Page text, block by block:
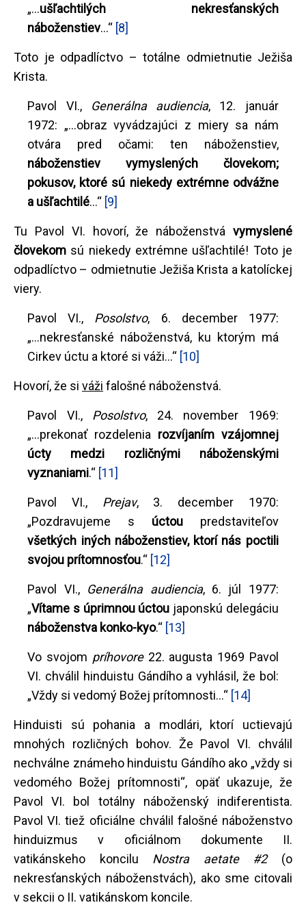
„...ušľachtilých nekresťanských
náboženstiev...“ [8]
Toto je odpadlíctvo – totálne odmietnutie Ježiša
Krista.
Pavol VI., Generálna audiencia, 12. január
1972: „...obraz vyvádzajúci z miery sa nám
otvára pred očami: ten náboženstiev,
náboženstiev vymyslených človekom;
pokusov, ktoré sú niekedy extrémne odvážne
a ušľachtilé...“ [9]
Tu Pavol VI. hovorí, že náboženstvá vymyslené
človekom sú niekedy extrémne ušľachtilé! Toto je
odpadlíctvo – odmietnutie Ježiša Krista a katolíckej
viery.
Pavol VI., Posolstvo, 6. december 1977:
„...nekresťanské náboženstvá, ku ktorým má
Cirkev úctu a ktoré si váži...“ [10]
Hovorí, že si váži falošné náboženstvá.
Pavol VI., Posolstvo, 24. november 1969:
„...prekonať rozdelenia rozvíjaním vzájomnej
úcty medzi rozličnými náboženskými
vyznaniami.“ [11]
Pavol VI., Prejav, 3. december 1970:
„Pozdravujeme s úctoupredstaviteľov
všetkých iných náboženstiev, ktorí nás poctili
svojou prítomnosťou.“ [12]
Pavol VI., Generálna audiencia, 6. júl 1977:
„Vítame s úprimnou úctou japonskú delegáciu
náboženstva konko-kyo.“ [13]
Vo svojom príhovore22. augusta 1969 Pavol
VI. chválil hinduistu Gándího a vyhlásil, že bol:
„Vždy si vedomý Božej prítomnosti...“ [14]
Hinduisti sú pohania a modlári, ktorí uctievajú
mnohých rozličných bohov. Že Pavol VI. chválil
nechválne známeho hinduistu Gándího ako „vždy si
vedomého Božej prítomnosti“, opäť ukazuje, že
Pavol VI. bol totálny náboženský indiferentista.
Pavol VI. tiež oficiálne chválil falošné náboženstvo
hinduizmus v oficiálnom dokumente II.
vatikánskeho koncilu Nostra aetate #2(o
nekresťanských náboženstvách), ako sme citovali
v sekcii o II. vatikánskom koncile.